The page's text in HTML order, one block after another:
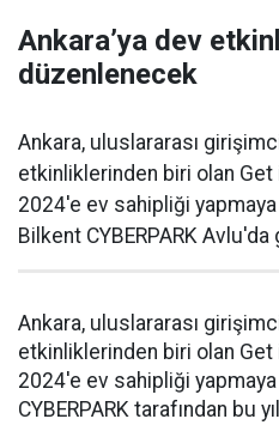
Ankara’ya dev
düzenlenecek
Ankara, uluslararası
etkinliklerinden biri olan Get
2024'e ev sahipliği yapmaya
Bilkent CYBERPARK
Ankara, uluslararası
etkinliklerinden biri olan Get
2024'e ev sahipliği yapmaya
CYBERPARK tarafından bu